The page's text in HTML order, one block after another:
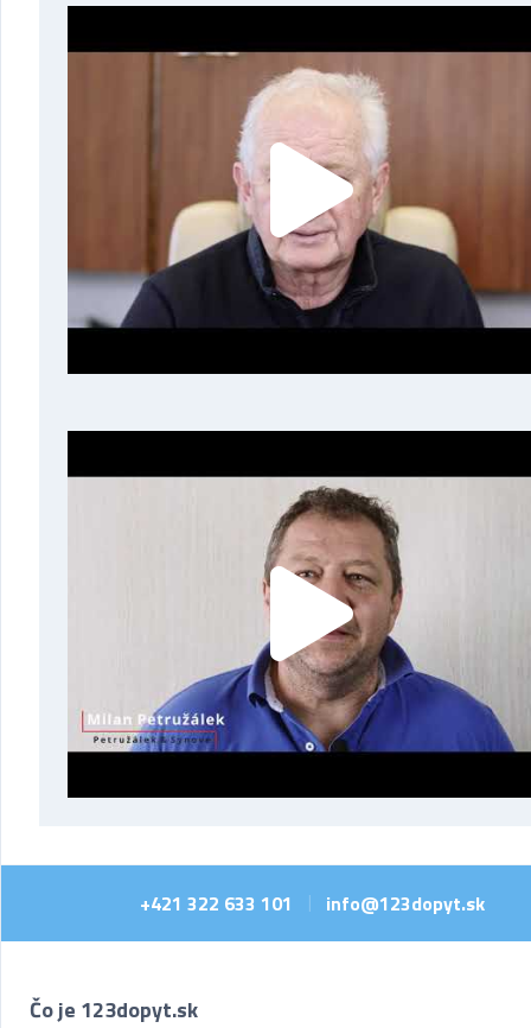
+421 322 633 101 info@123dopyt.sk
Čo je 123dopyt.sk